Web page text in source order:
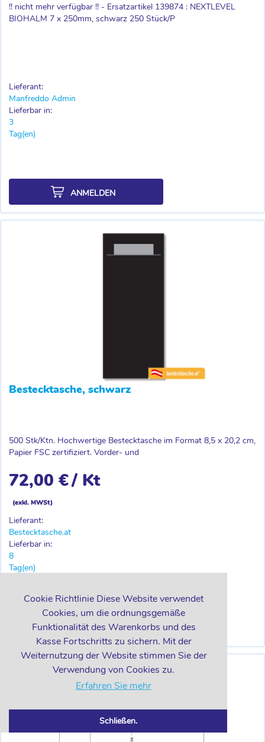
Cookie Richtlinie Diese Website verwendet
Cookies, um die ordnungsgemäße
Funktionalität des Warenkorbs und des
Kasse Fortschritts zu sichern. Mit der
Weiternutzung der Website stimmen Sie der
Verwendung von Cookies zu.
Erfahren Sie mehr
Schließen.
!! nicht mehr verfügbar !! - Ersatzartikel 139874 : NEXTLEVEL
BIOHALM 7 x 250mm, schwarz 250 Stück/P
Lieferant:
Manfreddo Admin
Lieferbar in:
3
Tag(en)
ANMELDEN
Bestecktasche, schwarz
500 Stk/Ktn. Hochwertige Bestecktasche im Format 8,5 x 20,2 cm,
Papier FSC zertifiziert. Vorder- und
72,00 €/ Kt
(exkl. MWSt)
Lieferant:
Bestecktasche.at
Lieferbar in:
8
Tag(en)
Kt
+
IN DEN WARENKORB